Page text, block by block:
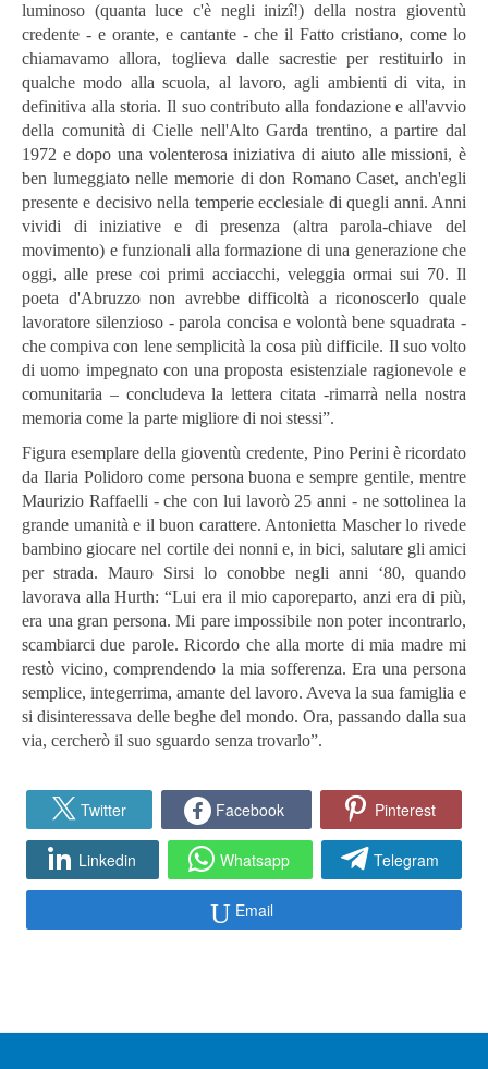
luminoso (quanta luce c'è negli inizî!) della nostra gioventù
credente - e orante, e cantante - che il Fatto cristiano, come lo
chiamavamo allora, toglieva dalle sacrestie per restituirlo in
qualche modo alla scuola, al lavoro, agli ambienti di vita, in
definitiva alla storia. Il suo contributo alla fondazione e all'avvio
della comunità di Cielle nell'Alto Garda trentino, a partire dal
1972 e dopo una volenterosa iniziativa di aiuto alle missioni, è
ben lumeggiato nelle memorie di don Romano Caset, anch'egli
presente e decisivo nella temperie ecclesiale di quegli anni. Anni
vividi di iniziative e di presenza (altra parola-chiave del
movimento) e funzionali alla formazione di una generazione che
oggi, alle prese coi primi acciacchi, veleggia ormai sui 70. Il
poeta d'Abruzzo non avrebbe difficoltà a riconoscerlo quale
lavoratore silenzioso - parola concisa e volontà bene squadrata -
che compiva con lene semplicità la cosa più difficile. Il suo volto
di uomo impegnato con una proposta esistenziale ragionevole e
comunitaria – concludeva la lettera citata -rimarrà nella nostra
memoria come la parte migliore di noi stessi”.
Figura esemplare della gioventù credente, Pino Perini è ricordato
da Ilaria Polidoro come persona buona e sempre gentile, mentre
Maurizio Raffaelli - che con lui lavorò 25 anni - ne sottolinea la
grande umanità e il buon carattere. Antonietta Mascher lo rivede
bambino giocare nel cortile dei nonni e, in bici, salutare gli amici
per strada. Mauro Sirsi lo conobbe negli anni ‘80, quando
lavorava alla Hurth: “Lui era il mio caporeparto, anzi era di più,
era una gran persona. Mi pare impossibile non poter incontrarlo,
scambiarci due parole. Ricordo che alla morte di mia madre mi
restò vicino, comprendendo la mia sofferenza. Era una persona
semplice, integerrima, amante del lavoro. Aveva la sua famiglia e
si disinteressava delle beghe del mondo. Ora, passando dalla sua
via, cercherò il suo sguardo senza trovarlo”.
Twitter Facebook Pinterest
Linkedin Whatsapp Telegram
Email